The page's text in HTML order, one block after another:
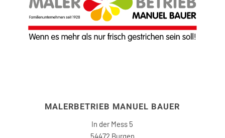
MALERBETRIEB MANUEL BAUER
In der Mess 5
54472 Burgen